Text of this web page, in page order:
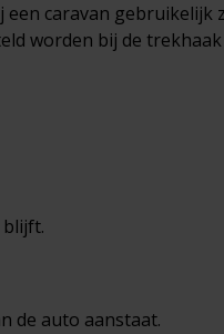
caravan gebruikelijk
worden bij de trekhaak
de auto aanstaat.